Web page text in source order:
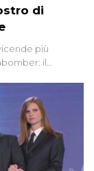
di
più
il
ancora in
sul Mostro di
avvolte in un
anche
ne...